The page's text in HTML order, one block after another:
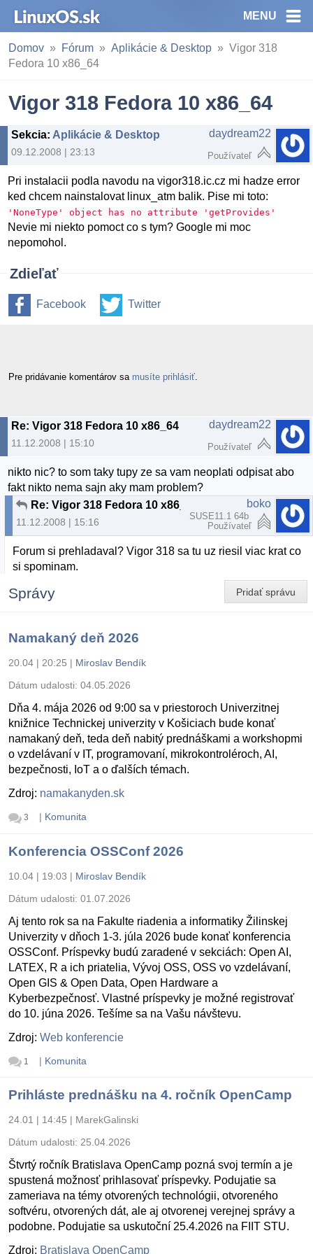
MENU
Domov Fórum Aplikácie & Desktop
Vigor 318
Fedora 10 x86_64
Vigor 318 Fedora 10 x86_64
Sekcia: Aplikácie & Desktop
09.12.2008 | 23:13
daydream22
Používateľ
Pri instalacii podla navodu na vigor318.ic.cz mi hadze error
ked chcem nainstalovat linux_atm balik. Pise mi toto:
'NoneType' object has no attribute 'getProvides'
Nevie mi niekto pomoct co s tym? Google mi moc
nepomohol.
Zdieľať
Facebook Twitter
Pre pridávanie komentárov sa musíte prihlásiť
Re: Vigor 318 Fedora 10 x86_64
11.12.2008 | 15:10
daydream22
Používateľ
nikto nic? to som taky tupy ze sa vam neoplati odpisat abo
fakt nikto nema sajn aky mam problem?
Re: Vigor 318 Fedora 10 x86_64
11.12.2008 | 15:16
boko
SUSE11.1 64b
Používateľ
Forum si prehladaval? Vigor 318 sa tu uz riesil viac krat co
si spominam.
Pridať správu
Správy
Namakaný deň 2026
20.04 | 20:25 | Miroslav Bendík
Dátum udalosti: 04.05.2026
Dňa 4. mája 2026 od 9:00 sa v priestoroch Univerzitnej
knižnice Technickej univerzity v Košiciach bude konať
namakaný deň, teda deň nabitý prednáškami a workshopmi
o vzdelávaní v IT, programovaní, mikrokontroléroch, AI,
bezpečnosti, IoT a o ďalších témach.
Zdroj: namakanyden.sk
3 | Komunita
Konferencia OSSConf 2026
10.04 | 19:03 | Miroslav Bendík
Dátum udalosti: 01.07.2026
Aj tento rok sa na Fakulte riadenia a informatiky Žilinskej
Univerzity v dňoch 1-3. júla 2026 bude konať konferencia
OSSConf. Príspevky budú zaradené v sekciách: Open AI,
LATEX, R a ich priatelia, Vývoj OSS, OSS vo vzdelávaní,
Open GIS & Open Data, Open Hardware a
Kyberbezpečnosť. Vlastné príspevky je možné registrovať
do 10. júna 2026. Tešíme sa na Vašu návštevu.
Zdroj: Web konferencie
1 | Komunita
Prihláste prednášku na 4. ročník OpenCamp
24.01 | 14:45 | MarekGalinski
Dátum udalosti: 25.04.2026
Štvrtý ročník Bratislava OpenCamp pozná svoj termín a je
spustená možnosť prihlasovať príspevky. Podujatie sa
zameriava na témy otvorených technológii, otvoreného
softvéru, otvorených dát, ale aj otvorenej verejnej správy a
podobne. Podujatie sa uskutoční 25.4.2026 na FIIT STU.
Zdroj: Bratislava OpenCamp